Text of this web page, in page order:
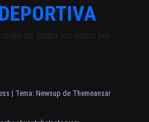
de todos los deportes
| Tema: Newsup de Themeansar